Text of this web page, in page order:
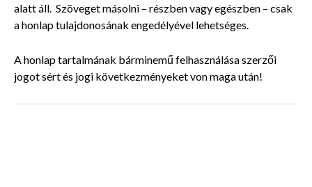
alatt áll. Szöveget másolni – részben vagy egészben – csak
a honlap tulajdonosának engedélyével lehetséges.
A honlap tartalmának bárminemű felhasználása szerzői
jogot sért és jogi következményeket von maga után!